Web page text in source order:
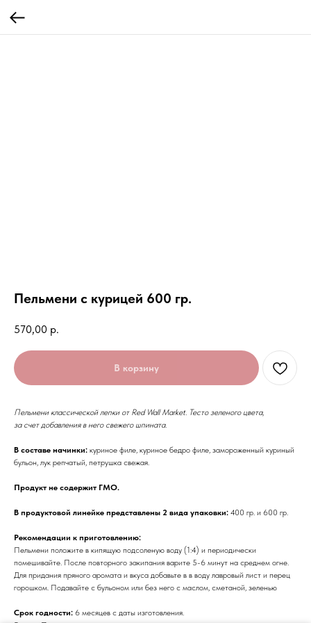
Пельмени с курицей 600 гр.
570,00 р.
В корзину
Пельмени классической лепки от Red Wall Market. Тесто зеленого цвета,
за счет добавления в него свежего шпината.
В составе начинки: куриное филе, куриное бедро филе, замороженный куриный
бульон, лук репчатый, петрушка свежая.
Продукт не содержит ГМО.
В продуктовой линейке представлены 2 вида упаковки: 400 гр. и 600 гр.
Рекомендации к приготовлению:
Пельмени положите в кипящую подсоленую воду (1:4) и периодически
помешивайте. После повторного закипания варите 5-6 минут на среднем огне.
Для придания пряного аромата и вкуса добавьте в в воду лавровый лист и перец
горошком. Подавайте с бульоном или без него с маслом, сметаной, зеленью
Срок годности: 6 месяцев с даты изготовления.